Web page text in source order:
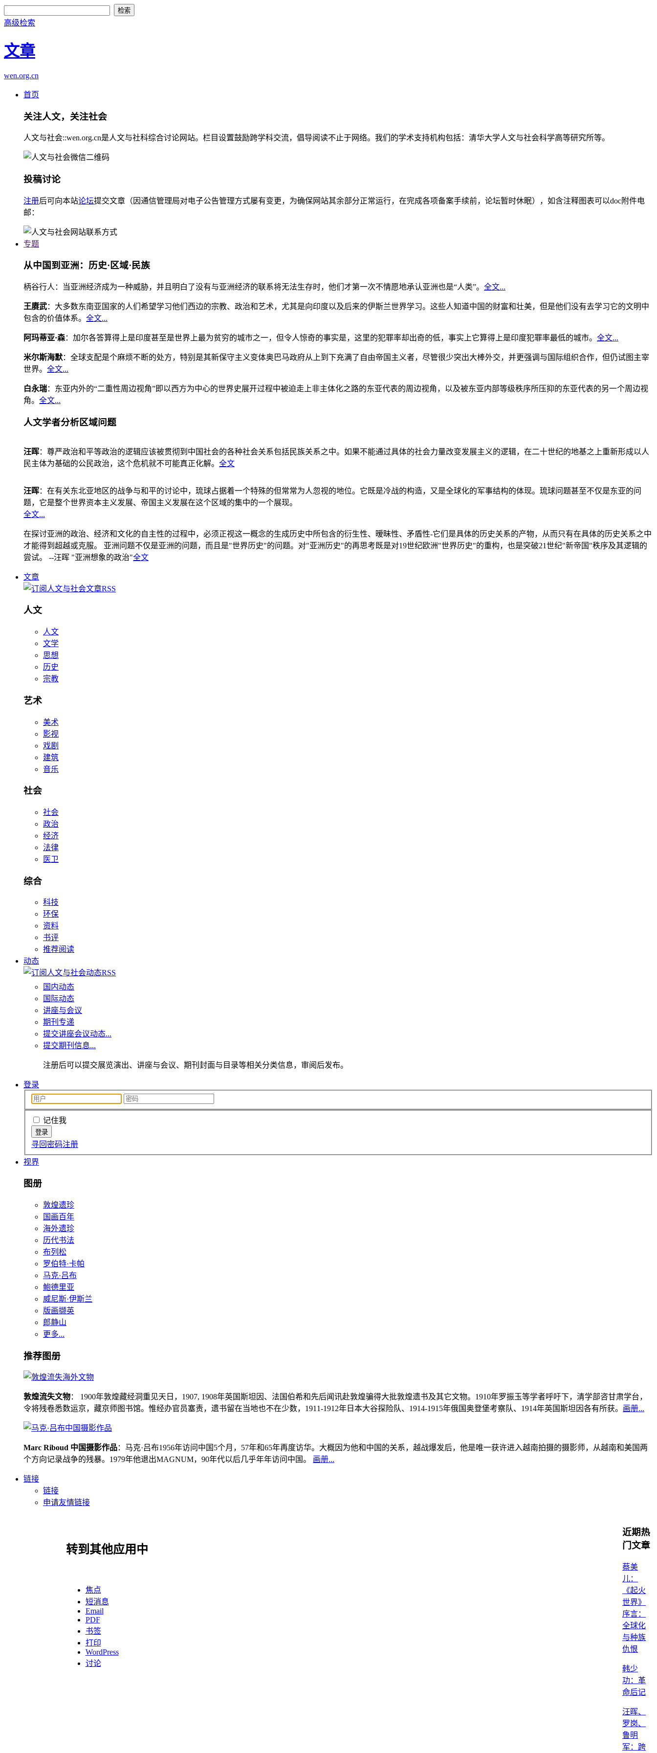
高级检索
文章
wen.org.cn
首页
关注人文，关注社会
人文与社会::wen.org.cn是人文与社科综合讨论网站。栏目设置鼓励跨学科交流，倡导阅读不止于网络。我们的学术支持机构包括：清华大学人文与社会科学高等研究所等。
投稿讨论
注册后可向本站论坛提交文章（因通信管理局对电子公告管理方式屡有变更，为确保网站其余部分正常运行，在完成各项备案手续前，论坛暂时休眠），如含注释图表可以doc附件电
邮：
专题
从中国到亚洲：历史·区域·民族
柄谷行人：当亚洲经济成为一种威胁，并且明白了没有与亚洲经济的联系将无法生存时，他们才第一次不情愿地承认亚洲也是“人类”。 全文...
王赓武：大多数东南亚国家的人们希望学习他们西边的宗教、政治和艺术，尤其是向印度以及后来的伊斯兰世界学习。这些人知道中国的财富和壮美，但是他们没有去学习它的文明中
包含的价值体系。 全文...
阿玛蒂亚·森：加尔各答算得上是印度甚至是世界上最为贫穷的城市之一，但令人惊奇的事实是，这里的犯罪率却出奇的低，事实上它算得上是印度犯罪率最低的城市。 全文...
米尔斯海默：全球支配是个麻烦不断的处方，特别是其新保守主义变体奥巴马政府从上到下充满了自由帝国主义者，尽管很少突出大棒外交，并更强调与国际组织合作，但仍试图主宰
世界。 全文...
白永瑞：东亚内外的“二重性周边视角”即以西方为中心的世界史展开过程中被迫走上非主体化之路的东亚代表的周边视角，以及被东亚内部等级秩序所压抑的东亚代表的另一个周边视
角。 全文...
人文学者分析区域问题
汪晖：尊严政治和平等政治的逻辑应该被贯彻到中国社会的各种社会关系包括民族关系之中。如果不能通过具体的社会力量改变发展主义的逻辑，在二十世纪的地基之上重新形成以人
民主体为基础的公民政治，这个危机就不可能真正化解。 全文
汪晖：在有关东北亚地区的战争与和平的讨论中，琉球占据着一个特殊的但常常为人忽视的地位。它既是冷战的构造，又是全球化的军事结构的体现。琉球问题甚至不仅是东亚的问
题，它是整个世界资本主义发展、帝国主义发展在这个区域的集中的一个展现。
全文...
在探讨亚洲的政治、经济和文化的自主性的过程中，必须正视这一概念的生成历史中所包含的衍生性、暧昧性、矛盾性-它们是具体的历史关系的产物，从而只有在具体的历史关系之中
才能得到超越或克服。 亚洲问题不仅是亚洲的问题，而且是"世界历史"的问题。对"亚洲历史"的再思考既是对19世纪欧洲"世界历史"的重构，也是突破21世纪"新帝国"秩序及其逻辑的
尝试。 --汪晖 "亚洲想象的政治"全文
文章
人文
人文
文学
思想
历史
宗教
艺术
美术
影视
戏剧
建筑
音乐
社会
社会
政治
经济
法律
医卫
综合
科技
环保
资料
书评
推荐阅读
动态
国内动态
国际动态
讲座与会议
期刊专递
提交讲座会议动态...
提交期刊信息...
注册后可以提交展览演出、讲座与会议、期刊封面与目录等相关分类信息，审阅后发布。
登录
记住我
寻回密码注册
视界
图册
敦煌遗珍
国画百年
海外遗珍
历代书法
布列松
罗伯特·卡帕
马克·吕布
鲍德里亚
威尼斯·伊斯兰
版画撷英
郎静山
更多...
推荐图册
敦煌流失文物： 1900年敦煌藏经洞重见天日，1907, 1908年英国斯坦因、法国伯希和先后闻讯赴敦煌骗得大批敦煌遗书及其它文物。1910年罗振玉等学者呼吁下，清学部咨甘肃学台，
令将残卷悉数运京，藏京师图书馆。惟经办官员塞责，遗书留在当地也不在少数，1911-1912年日本大谷探险队、1914-1915年俄国奥登堡考察队、1914年英国斯坦因各有所获。 画册...
Marc Riboud 中国摄影作品：马克·吕布1956年访问中国5个月，57年和65年再度访华。大概因为他和中国的关系，越战爆发后，他是唯一获许进入越南拍摄的摄影师，从越南和美国两
个方向记录战争的残暴。1979年他退出MAGNUM，90年代以后几乎年年访问中国。 画册...
链接
链接
申请友情链接
转到其他应用中
焦点
短消息
Email
PDF
书签
打印
WordPress
讨论
近期热
门文章
蔡美
儿：
《起火
世界》
序言：
全球化
与种族
仇恨
韩少
功：革
命后记
汪晖、
罗岗、
鲁明
军：跨